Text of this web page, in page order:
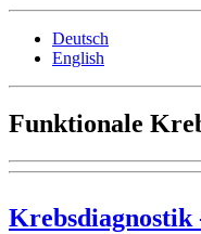
Deutsch
English
Funktionale